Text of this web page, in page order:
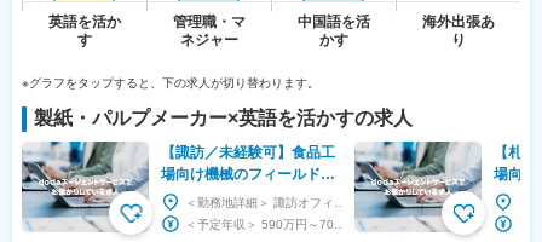
※グラフをタップすると、下の求人が切り替わります。
製紙・パルプメーカー×英語を活かすの求人
【諏訪／未経験可】食品工
場向け機械のフィールドエ
ンジニア◆初年度590万～
／シェアトップ級メーカー
【札
場向け
ンジ
／シェ